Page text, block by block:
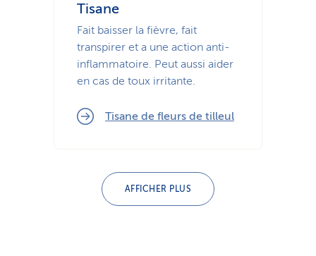
Tisane
Fait baisser la fièvre, fait
transpirer et a une action anti-
inflammatoire. Peut aussi aider
en cas de toux irritante.
Tisane de fleurs de tilleul
AFFICHER PLUS